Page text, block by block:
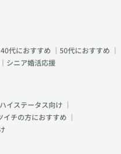
40代におすすめ ｜ 50代におすすめ ｜
｜ シニア婚活応援
ハイステータス向け ｜
イチの方におすすめ ｜